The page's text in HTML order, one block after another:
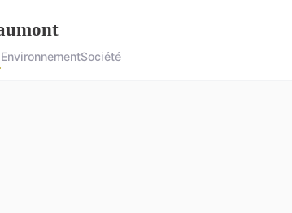
EnvironnementSociété